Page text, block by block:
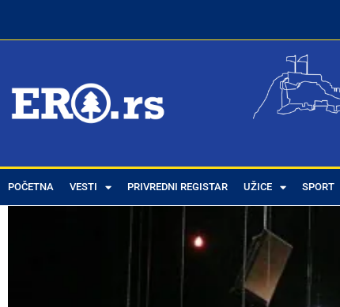
POČETNA VESTI PRIVREDNI REGISTAR UŽICE SPORT